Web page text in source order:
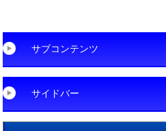
サブコンテンツ
サイドバー